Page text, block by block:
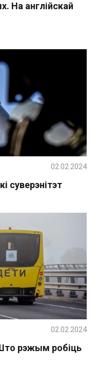
На англійскай
суверэнітэт
02.02.2024
рэжым робіць
02.02.2024